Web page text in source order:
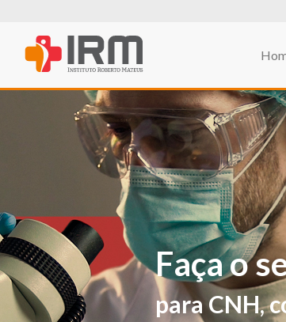
O IRM agora tem
PROFISSIONAL